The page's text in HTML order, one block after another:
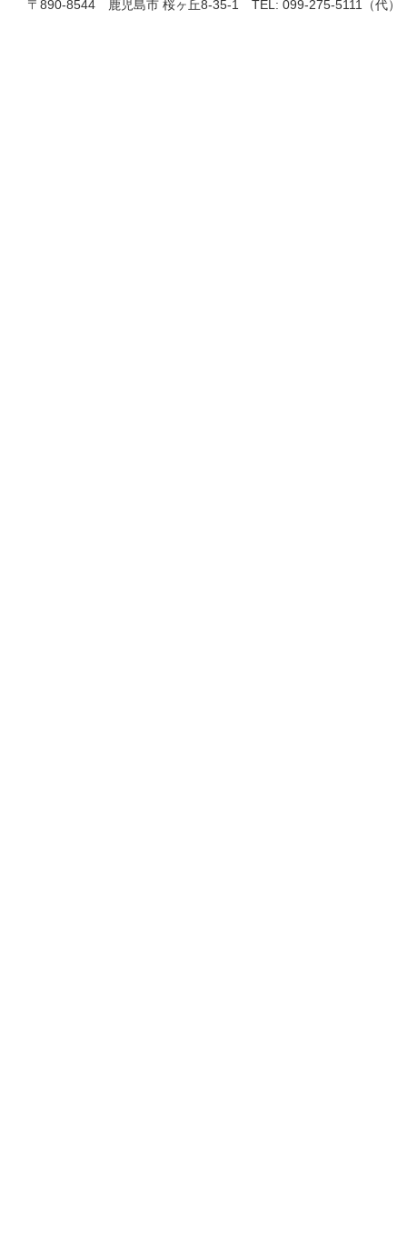
〒890-8544 鹿児島市 桜ヶ丘8-35-1 TEL: 099-275-5111（代）